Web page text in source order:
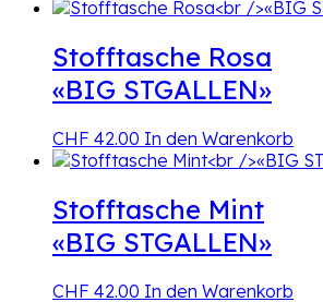
Stofftasche Rosa
«BIG STGALLEN»
CHF 42.00 In den Warenkorb
Stofftasche Mint
«BIG STGALLEN»
CHF 42.00 In den Warenkorb